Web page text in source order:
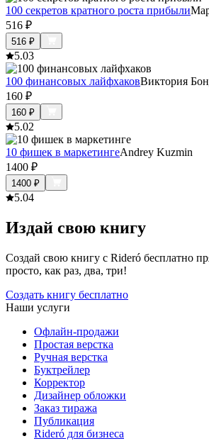
100 секретов кратного роста прибыли
516 ₽
516 ₽
5.03
100 финансовых лайфхаковВиктория
160 ₽
160 ₽
5.02
10 фишек в маркетингеAndrey Kuzmin
1400 ₽
1400 ₽
5.04
Издай свою книгу
Создай свою книгу с Rideró бесплатно
просто, как раз, два, три!
Создать книгу бесплатно
Наши услуги
Офлайн-продажи
Простая верстка
Ручная верстка
Буктрейлер
Корректор
Дизайнер обложки
Заказ тиража
Публикация
Rideró для бизнеса